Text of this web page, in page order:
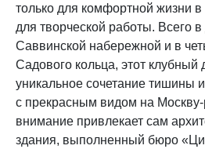
только для комфортной жизни
для творческой работы. Всего
Саввинской набережной и в
Садового кольца, этот клубный
уникальное сочетание тишины
с прекрасным видом на Москву-
внимание привлекает сам
здания, выполненный бюро